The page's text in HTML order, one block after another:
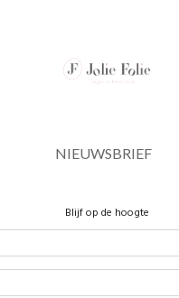
NIEUWSBRIEF
Blijf op de hoogte